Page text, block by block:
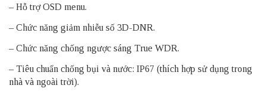
– Hỗ trợ OSD menu.
– Chức năng giảm nhiễu số 3D-DNR.
– Chức năng chống ngược sáng True WDR.
– Tiêu chuẩn chống bụi và nước: IP67 (thích hợp sử dụng trong
nhà và ngoài trời).